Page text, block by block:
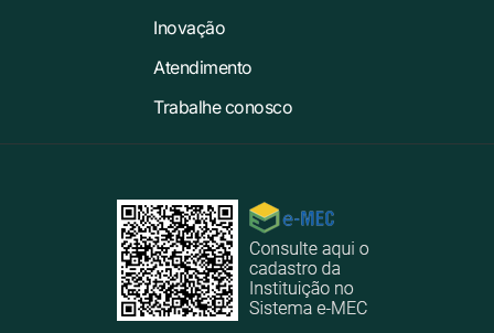
Inovação
Atendimento
Trabalhe conosco